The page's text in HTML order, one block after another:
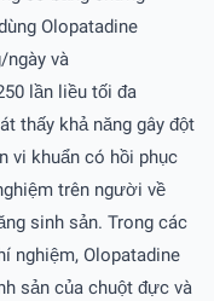
Olopatadine
ngày và
lần liều tối đa
thấy khả năng gây đột
vi khuẩn có hồi phục
trên người về
sinh sản. Trong các
nghiệm, Olopatadine
sản của chuột đực và